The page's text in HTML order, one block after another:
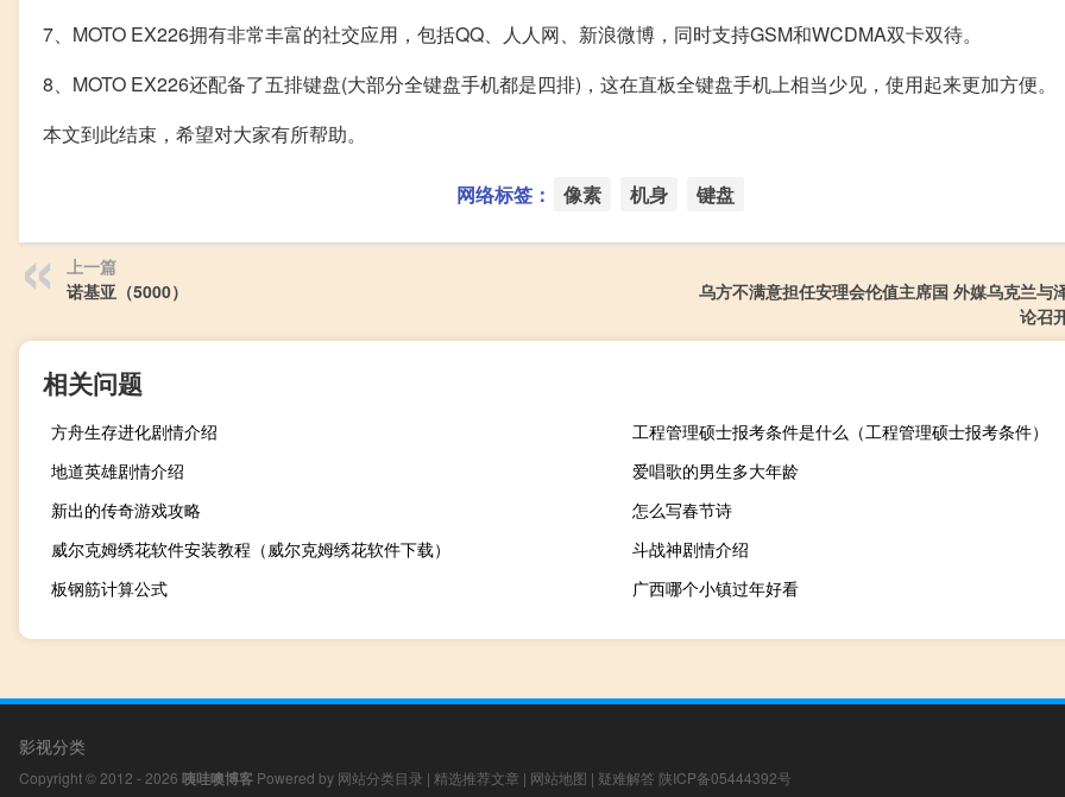
7、MOTO EX226拥有非常丰富的社交应用，包括QQ、人人网、新浪微博，同时支持GSM和WCDMA双卡双待。
8、MOTO EX226还配备了五排键盘(大部分全键盘手机都是四排)，这在直板全键盘手机上相当少见，使用起来更加方便。
本文到此结束，希望对大家有所帮助。
网络标签： 像素 机身 键盘
上一篇
诺基亚（5000）
乌方不满意担任安理会伦值主席国 外媒乌克兰与
论召
相关问题
方舟生存进化剧情介绍
工程管理硕士报考条件是什么（工程管理硕士报考条件）
地道英雄剧情介绍
爱唱歌的男生多大年龄
新出的传奇游戏攻略
怎么写春节诗
威尔克姆绣花软件安装教程（威尔克姆绣花软件下载）
斗战神剧情介绍
板钢筋计算公式
广西哪个小镇过年好看
影视分类
Copyright © 2012 - 2026 咦哇噢博客 Powered by 网站分类目录 | 精选推荐文章 | 网站地图 | 疑难解答 陕ICP备05444392号